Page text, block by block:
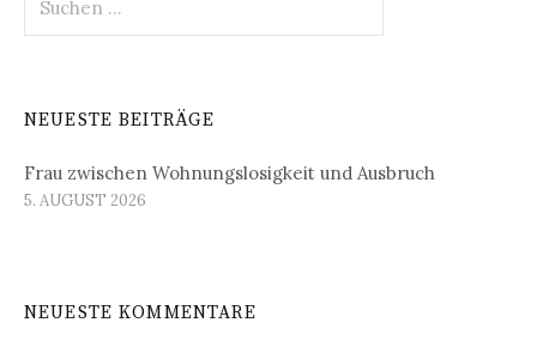
nach:
NEUESTE BEITRÄGE
Frau zwischen Wohnungslosigkeit und Ausbruch
5. AUGUST 2026
NEUESTE KOMMENTARE